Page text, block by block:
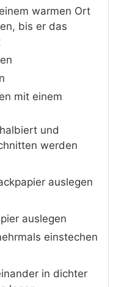
warmen Ort
bis er das
mit einem
und
werden
auslegen
auslegen
einstechen
in dichter